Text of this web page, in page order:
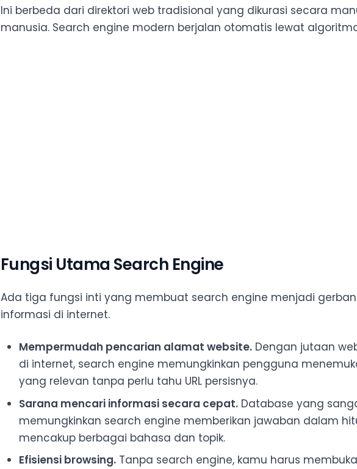
Ini berbeda dari direktori web tradisional yang dikurasi secara
manusia. Search engine modern berjalan otomatis lewat
Fungsi Utama Search Engine
Ada tiga fungsi inti yang membuat search engine menjadi
informasi di internet.
Mempermudah pencarian alamat website.Dengan jutaan
di internet, search engine memungkinkan pengguna
yang relevan tanpa perlu tahu URL persisnya.
Sarana mencari informasi secara cepat.Database yang
memungkinkan search engine memberikan jawaban dalam
mencakup berbagai bahasa dan topik.
Efisiensi browsing.Tanpa search engine, kamu harus